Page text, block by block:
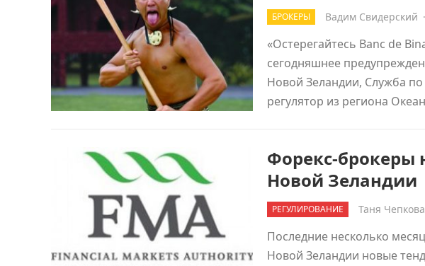
БРОКЕРЫ Вадим Свидерский ·
«Остерегайтесь Banc de
сегодняшнее
Новой Зеландии, Служба
регулятор из региона
Форекс-брокеры
Новой Зеландии
РЕГУЛИРОВАНИЕ Таня Чепкова
Последние несколько
Новой Зеландии новые